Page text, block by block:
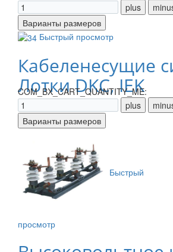
Быстрый просмотр
Кабеленесущие
Лотки DKC, IEK
COM_BX_CART_QUANTITY_ME:
Быстрый
просмотр